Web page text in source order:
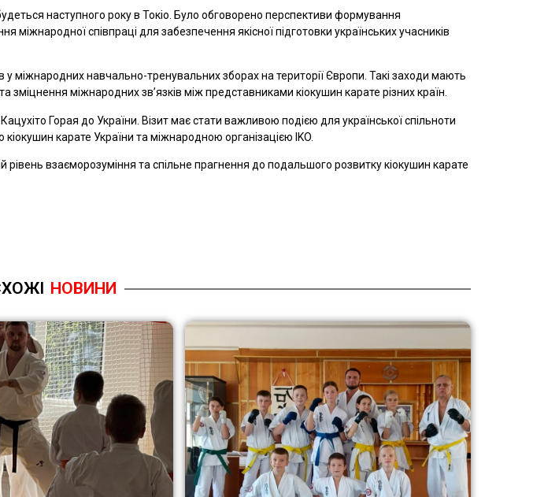
наступного року в Токіо. Було обговорено перспективи формування
співпраці для забезпечення якісної підготовки українських учасників
у міжнародних навчально-тренувальних зборах на території Європи. Такі заходи мають
міжнародних зв’язків між представниками кіокушин карате різних країн.
Горая до України. Візит має стати важливою подією для української спільноти
карате України та міжнародною організацією IKO.
взаєморозуміння та спільне прагнення до подальшого розвитку кіокушин карате
НОВИНИ